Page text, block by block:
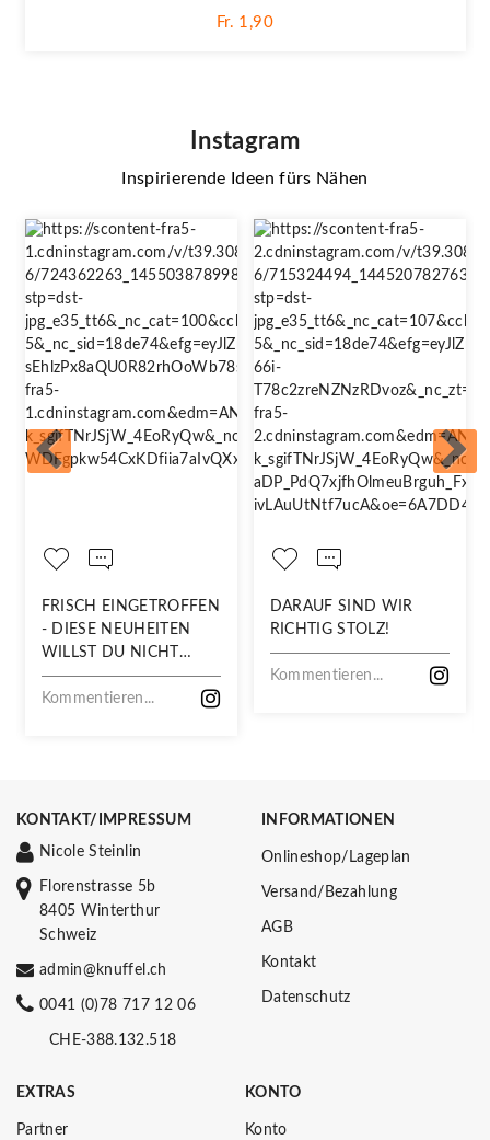
Fr. 1,90
Instagram
Inspirierende Ideen fürs Nähen
FRISCH EINGETROFFEN
- DIESE NEUHEITEN
WILLST DU NICHT
VERPASSEN!
Kommentieren...
DARAUF SIND WIR
RICHTIG STOLZ!
Kommentieren...
KONTAKT/IMPRESSUM
Nicole Steinlin
Florenstrasse 5b
8405 Winterthur
Schweiz
admin@knuffel.ch
0041 (0)78 717 12 06
CHE-388.132.518
INFORMATIONEN
Onlineshop/Lageplan
Versand/Bezahlung
AGB
Kontakt
Datenschutz
EXTRAS
Partner
KONTO
Konto